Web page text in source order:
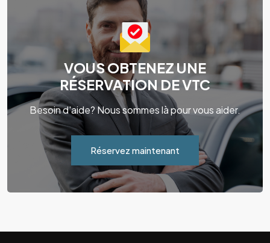
VOUS OBTENEZ UNE
RÉSERVATION DE VTC
Besoin d'aide? Nous sommes là pour vous aider.
Réservez maintenant